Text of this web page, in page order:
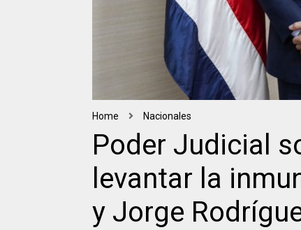
Home Nacionales
Poder Judicial
levantar la
y Jorge